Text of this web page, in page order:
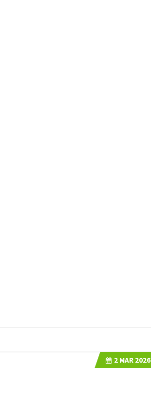
2 MAR 2026